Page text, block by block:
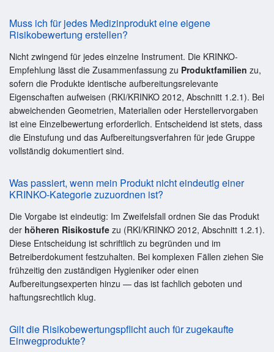
Muss ich für jedes Medizinprodukt eine eigene
Risikobewertung erstellen?
Nicht zwingend für jedes einzelne Instrument. Die KRINKO-
Empfehlung lässt die Zusammenfassung zu Produktfamilien zu,
sofern die Produkte identische aufbereitungsrelevante
Eigenschaften aufweisen (RKI/KRINKO 2012, Abschnitt 1.2.1). Bei
abweichenden Geometrien, Materialien oder Herstellervorgaben
ist eine Einzelbewertung erforderlich. Entscheidend ist stets, dass
die Einstufung und das Aufbereitungsverfahren für jede Gruppe
vollständig dokumentiert sind.
Was passiert, wenn mein Produkt nicht eindeutig einer
KRINKO-Kategorie zuzuordnen ist?
Die Vorgabe ist eindeutig: Im Zweifelsfall ordnen Sie das Produkt
der höheren Risikostufe zu (RKI/KRINKO 2012, Abschnitt 1.2.1).
Diese Entscheidung ist schriftlich zu begründen und im
Betreiberdokument festzuhalten. Bei komplexen Fällen ziehen Sie
frühzeitig den zuständigen Hygieniker oder einen
Aufbereitungsexperten hinzu — das ist fachlich geboten und
haftungsrechtlich klug.
Gilt die Risikobewertungspflicht auch für zugekaufte
Einwegprodukte?